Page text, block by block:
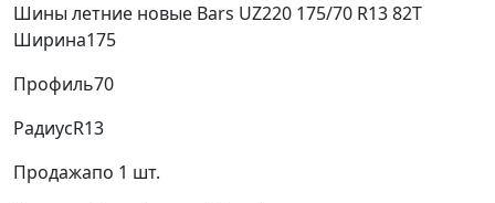
Шины летние новые Bars UZ220 175/70 R13 82T
Ширина175
Профиль70
РадиусR13
Продажапо 1 шт.